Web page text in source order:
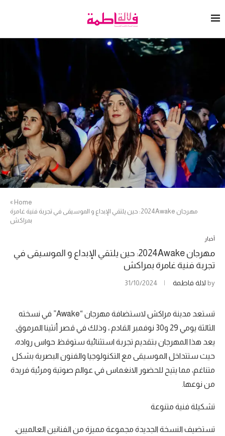
Home
»
مهرجان 2024Awake: حين يلتقي الإبداع و الموسيقى في تجربة فنية غامرة
بمراكش
أخبار
مهرجان 2024Awake: حين يلتقي الإبداع و الموسيقى في
تجربة فنية غامرة بمراكش
by لالة فاطمة 31/10/2024
تستعد مدينة مراكش لاستضافة مهرجان “Awake” في نسخته
الثالثة يومي 29 و30 نوفمبر القادم ، وذلك في قصر أنثينا المرموق.
يعد هذا المهرجان بتقديم تجربة استثنائية ستوقظ حواس رواده،
حيث ستتداخل الموسيقى مع التكنولوجيا والفنون البصرية بشكل
متناغم، مما يتيح للحضور الانغماس في عوالم صوتية ومرئية فريدة
من نوعها.
تشكيلة فنية متنوعة
تستضيف النسخة الجديدة مجموعة مميزة من الفنانين العالميين،